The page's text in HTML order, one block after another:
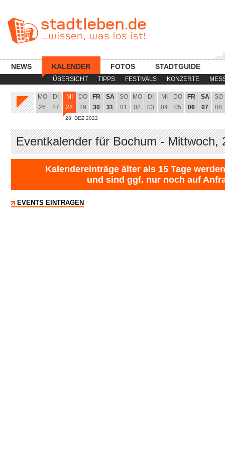
ÜBERSICHT TIPPS FESTIVALS KONZERTE
NEWS KALENDER FOTOS STADTGUIDE
MO
26
DI
27
MI
28
28. DEZ 2022
DO
29
FR
30
SA
31
SO
01
MO
02
DI
03
MI
04
DO
05
FR
06
SA
07
SO
08
Eventkalender für Bochum - Mittwoch,
Kalendereinträge älter als 15 Tage
und sind ggf. nur noch auf
EVENTS EINTRAGEN